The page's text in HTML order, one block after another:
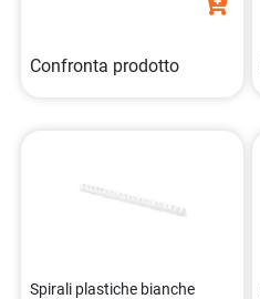
Confronta prodotto
Spirali plastiche bianche